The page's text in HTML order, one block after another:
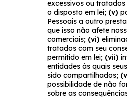
excessivos ou
o disposto em lei; (v)
Pessoais a outro
que isso não afete
comerciais; (vi)
tratados com seu
permitido em lei; (vii)
entidades às quais
sido compartilhados;
possibilidade de não
sobre as